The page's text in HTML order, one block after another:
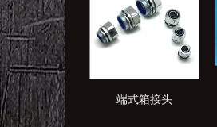
端式箱接头